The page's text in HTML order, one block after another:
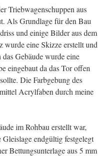
Triebwagenschuppen aus
Als Grundlage für den Bau
und einige Bilder aus dem
wurde eine Skizze erstellt und
Gebäude wurde eine
eingebaut da das Tor offen
Die Farbgebung des
Acrylfaben durch meine
im Rohbau erstellt war,
Gleislage endgültig festgelegt
Bettungsunterlage aus 5 mm